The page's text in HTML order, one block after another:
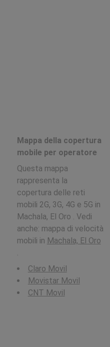
Mappa della copertura
mobile per operatore
Questa mappa
rappresenta la
copertura delle reti
mobili 2G, 3G, 4G e 5G in
Machala, El Oro . Vedi
anche: mappa di velocità
mobili in Machala, El Oro
Claro Movil
Movistar Movil
CNT Movil